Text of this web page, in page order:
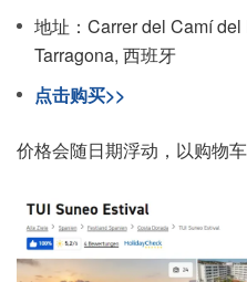
地址：Carrer del Camí
Tarragona, 西班牙
点击购买>>
价格会随日期浮动，以购物